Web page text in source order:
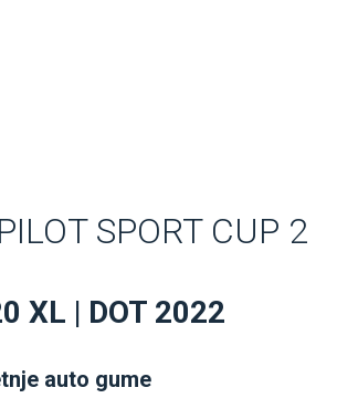
SPORT CUP 2
XL | DOT 2022
auto gume